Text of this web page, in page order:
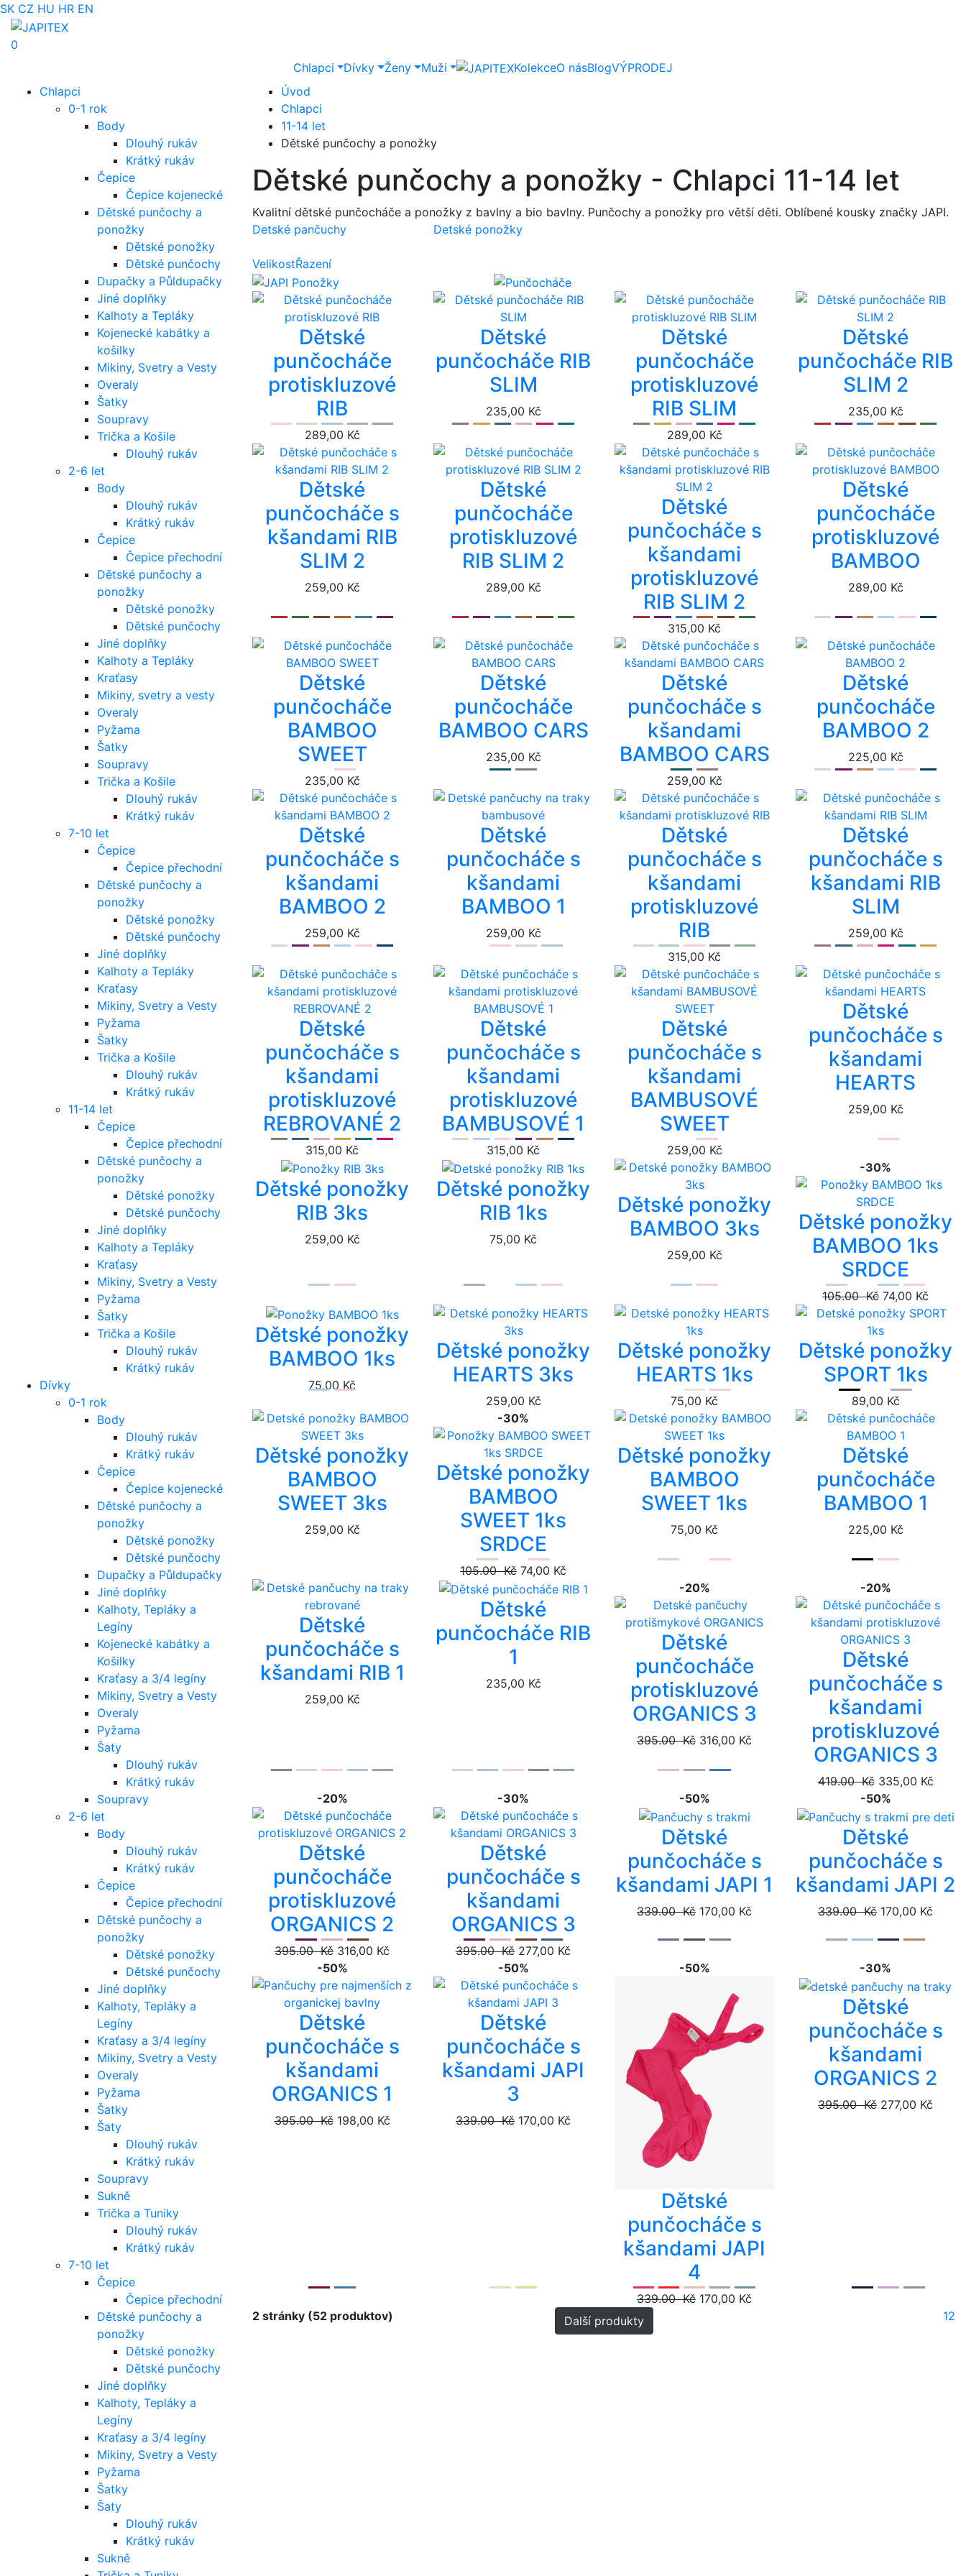
SK CZ HU HR EN
0
Chlapci
Dívky Ženy Muži KolekceO násBlogVÝPRODEJ
Chlapci
0-1 rok
Body
Dlouhý rukáv
Krátký rukáv
Čepice
Čepice kojenecké
Dětské punčochy a
ponožky
Dětské ponožky
Dětské punčochy
Dupačky a Půldupačky
Jiné doplňky
Kalhoty a Tepláky
Kojenecké kabátky a
košilky
Mikiny, Svetry a Vesty
Overaly
Šatky
Soupravy
Trička a Košile
Dlouhý rukáv
2-6 let
Body
Dlouhý rukáv
Krátký rukáv
Čepice
Čepice přechodní
Dětské punčochy a
ponožky
Dětské ponožky
Dětské punčochy
Jiné doplňky
Kalhoty a Tepláky
Kraťasy
Mikiny, svetry a vesty
Overaly
Pyžama
Šatky
Soupravy
Trička a Košile
Dlouhý rukáv
Krátký rukáv
7-10 let
Čepice
Čepice přechodní
Dětské punčochy a
ponožky
Dětské ponožky
Dětské punčochy
Jiné doplňky
Kalhoty a Tepláky
Kraťasy
Mikiny, Svetry a Vesty
Pyžama
Šatky
Trička a Košile
Dlouhý rukáv
Krátký rukáv
11-14 let
Čepice
Čepice přechodní
Dětské punčochy a
ponožky
Dětské ponožky
Dětské punčochy
Jiné doplňky
Kalhoty a Tepláky
Kraťasy
Mikiny, Svetry a Vesty
Pyžama
Šatky
Trička a Košile
Dlouhý rukáv
Krátký rukáv
Dívky
0-1 rok
Body
Dlouhý rukáv
Krátký rukáv
Čepice
Čepice kojenecké
Dětské punčochy a
ponožky
Dětské ponožky
Dětské punčochy
Dupačky a Půldupačky
Jiné doplňky
Kalhoty, Tepláky a
Legíny
Kojenecké kabátky a
Košilky
Kraťasy a 3/4 legíny
Mikiny, Svetry a Vesty
Overaly
Pyžama
Šaty
Dlouhý rukáv
Krátký rukáv
Soupravy
2-6 let
Body
Dlouhý rukáv
Krátký rukáv
Čepice
Čepice přechodní
Dětské punčochy a
ponožky
Dětské ponožky
Dětské punčochy
Jiné doplňky
Kalhoty, Tepláky a
Legíny
Kraťasy a 3/4 legíny
Mikiny, Svetry a Vesty
Overaly
Pyžama
Šatky
Šaty
Dlouhý rukáv
Krátký rukáv
Soupravy
Sukně
Trička a Tuniky
Dlouhý rukáv
Krátký rukáv
7-10 let
Čepice
Čepice přechodní
Dětské punčochy a
ponožky
Dětské ponožky
Dětské punčochy
Jiné doplňky
Kalhoty, Tepláky a
Legíny
Kraťasy a 3/4 legíny
Mikiny, Svetry a Vesty
Pyžama
Šatky
Šaty
Dlouhý rukáv
Krátký rukáv
Sukně
Úvod
Chlapci
11-14 let
Dětské punčochy a ponožky
Dětské punčochy a ponožky - Chlapci 11-14 let
Kvalitní dětské punčocháče a ponožky z bavlny a bio bavlny. Punčochy a ponožky pro větší děti. Oblíbené kousky značky JAPI.
Detské pančuchy
Detské ponožky
VelikostŘazení
Dětské
punčocháče
protiskluzové
RIB
289,00 Kč
Dětské
punčocháče RIB
SLIM
235,00 Kč
Dětské
punčocháče
protiskluzové
RIB SLIM
289,00 Kč
Dětské
punčocháče RIB
SLIM 2
235,00 Kč
Dětské
punčocháče s
kšandami RIB
SLIM 2
259,00 Kč
Dětské
punčocháče
protiskluzové
RIB SLIM 2
289,00 Kč
Dětské
punčocháče s
kšandami
protiskluzové
RIB SLIM 2
315,00 Kč
Dětské
punčocháče
protiskluzové
BAMBOO
289,00 Kč
Dětské
punčocháče
BAMBOO
SWEET
235,00 Kč
Dětské
punčocháče
BAMBOO CARS
235,00 Kč
Dětské
punčocháče s
kšandami
BAMBOO CARS
259,00 Kč
Dětské
punčocháče
BAMBOO 2
225,00 Kč
Dětské
punčocháče s
kšandami
BAMBOO 2
259,00 Kč
Dětské
punčocháče s
kšandami
BAMBOO 1
259,00 Kč
Dětské
punčocháče s
kšandami
protiskluzové
RIB
315,00 Kč
Dětské
punčocháče s
kšandami RIB
SLIM
259,00 Kč
Dětské
punčocháče s
kšandami
protiskluzové
REBROVANÉ 2
315,00 Kč
Dětské
punčocháče s
kšandami
protiskluzové
BAMBUSOVÉ 1
315,00 Kč
Dětské
punčocháče s
kšandami
BAMBUSOVÉ
SWEET
259,00 Kč
Dětské
punčocháče s
kšandami
HEARTS
259,00 Kč
Dětské ponožky
RIB 3ks
259,00 Kč
Dětské ponožky
RIB 1ks
75,00 Kč
Dětské ponožky
BAMBOO 3ks
259,00 Kč
-30%
Dětské ponožky
BAMBOO 1ks
SRDCE
105.00 Kč 74,00 Kč
Dětské ponožky
BAMBOO 1ks
75,00 Kč
Dětské ponožky
HEARTS 3ks
259,00 Kč
Dětské ponožky
HEARTS 1ks
75,00 Kč
Dětské ponožky
SPORT 1ks
89,00 Kč
Dětské ponožky
BAMBOO
SWEET 3ks
259,00 Kč
-30%
Dětské ponožky
BAMBOO
SWEET 1ks
SRDCE
105.00 Kč 74,00 Kč
Dětské ponožky
BAMBOO
SWEET 1ks
75,00 Kč
Dětské
punčocháče
BAMBOO 1
225,00 Kč
Dětské
punčocháče s
kšandami RIB 1
259,00 Kč
Dětské
punčocháče RIB
1
235,00 Kč
-20%
Dětské
punčocháče
protiskluzové
ORGANICS 3
395.00 Kč 316,00 Kč
-20%
Dětské
punčocháče s
kšandami
protiskluzové
ORGANICS 3
419.00 Kč 335,00 Kč
-20%
Dětské
punčocháče
protiskluzové
ORGANICS 2
395.00 Kč 316,00 Kč
-30%
Dětské
punčocháče s
kšandami
ORGANICS 3
395.00 Kč 277,00 Kč
-50%
Dětské
punčocháče s
kšandami JAPI 1
339.00 Kč 170,00 Kč
-50%
Dětské
punčocháče s
kšandami JAPI 2
339.00 Kč 170,00 Kč
-50%
Dětské
punčocháče s
kšandami
ORGANICS 1
395.00 Kč 198,00 Kč
-50%
Dětské
punčocháče s
kšandami JAPI
3
339.00 Kč 170,00 Kč
-50%
Dětské
punčocháče s
kšandami JAPI
4
339.00 Kč 170,00 Kč
-30%
Dětské
punčocháče s
kšandami
ORGANICS 2
395.00 Kč 277,00 Kč
2 stránky (52 produktov) Další produkty 12